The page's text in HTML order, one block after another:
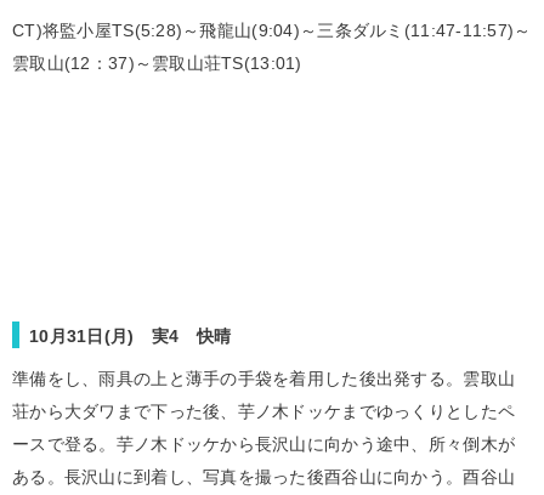
CT)将監小屋TS(5:28)～飛龍山(9:04)～三条ダルミ(11:47-11:57)～
雲取山(12：37)～雲取山荘TS(13:01)
10月31日(月) 実4 快晴
準備をし、雨具の上と薄手の手袋を着用した後出発する。雲取山
荘から大ダワまで下った後、芋ノ木ドッケまでゆっくりとしたペ
ースで登る。芋ノ木ドッケから長沢山に向かう途中、所々倒木が
ある。長沢山に到着し、写真を撮った後酉谷山に向かう。酉谷山